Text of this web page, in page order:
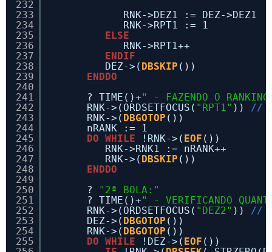
232
233
234
235
236
237
238
239
240
241
242
243
244
245
246
247
248
249
250
251
252
253
254
255
RNK->DEZ1 := DEZ->DEZ1
RNK->RPT1 := 1
ELSE
RNK->RPT1++
ENDIF
DEZ->( DBSKIP ())
ENDDO
? TIME()+" - FAZENDO O
RNK->(ORDSETFOCUS( "RPT1" )) //
RNK->( DBGOTOP ())
nRANK := 1
DO WHILE !RNK->( EOF ())
RNK->RNK1 := nRANK++
RNK->( DBSKIP ())
ENDDO
?
"2ª BOLA:"
? TIME()+" - VERIFICANDO
RNK->(ORDSETFOCUS( "DEZ2" )) //
DEZ->( DBGOTOP ())
RNK->( DBGOTOP ())
DO WHILE !DEZ->( EOF ())